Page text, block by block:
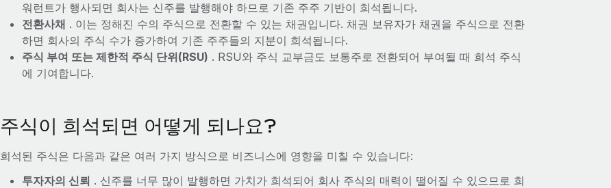
워런트가 행사되면 회사는 신주를 발행해야 하므로 기존 주주 기반이 희석됩니다.
전환사채 . 이는 정해진 수의 주식으로 전환할 수 있는 채권입니다. 채권 보유자가 채권을 주식으로 전환
하면 회사의 주식 수가 증가하여 기존 주주들의 지분이 희석됩니다.
주식 부여 또는 제한적 주식 단위(RSU) . RSU와 주식 교부금도 보통주로 전환되어 부여될 때 희석 주식
에 기여합니다.
주식이 희석되면 어떻게 되나요?
희석된 주식은 다음과 같은 여러 가지 방식으로 비즈니스에 영향을 미칠 수 있습니다:
투자자의 신뢰 . 신주를 너무 많이 발행하면 가치가 희석되어 회사 주식의 매력이 떨어질 수 있으므로 희